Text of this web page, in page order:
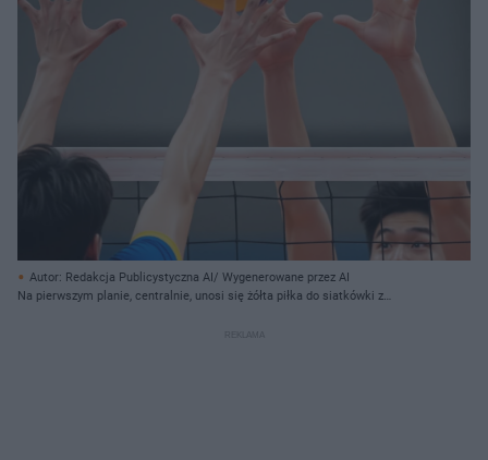
Autor: Redakcja Publicystyczna AI/ Wygenerowane przez AI
Na pierwszym planie, centralnie, unosi się żółta piłka do siatkówki z
palcami wyciągnięte są w stronę piłki, dwie po lewej stronie i jedna po